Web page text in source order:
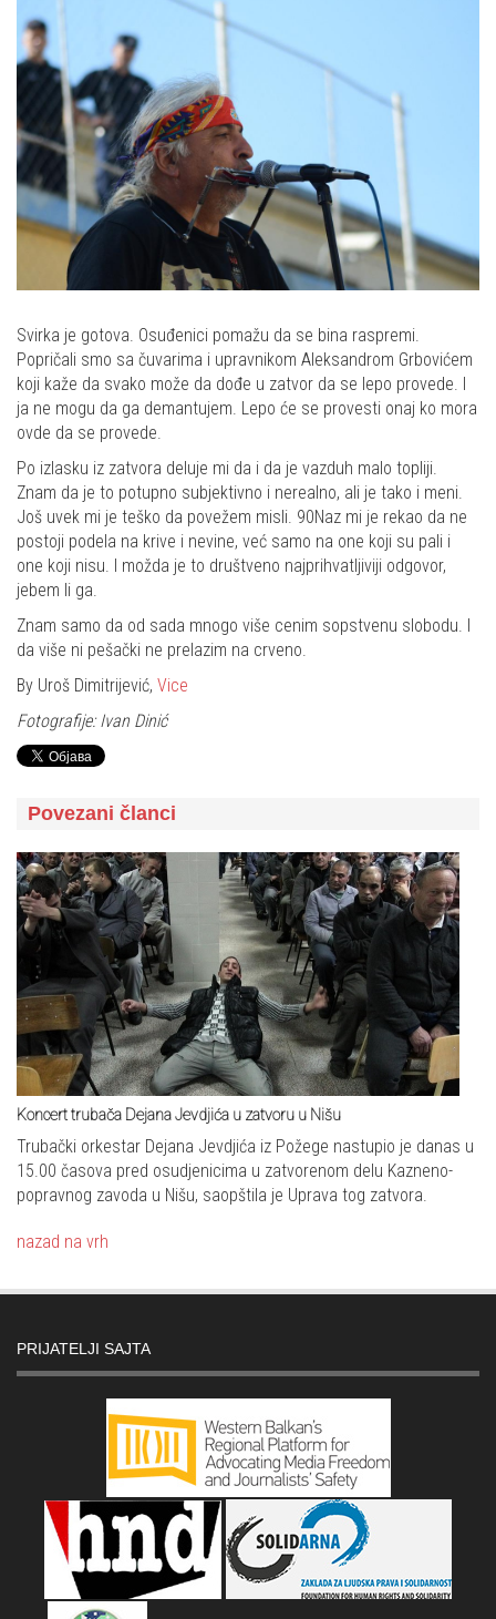
Svirka je gotova. Osuđenici pomažu da se bina raspremi.
Popričali smo sa čuvarima i upravnikom Aleksandrom Grbovićem
koji kaže da svako može da dođe u zatvor da se lepo provede. I
ja ne mogu da ga demantujem. Lepo će se provesti onaj ko mora
ovde da se provede.
Po izlasku iz zatvora deluje mi da i da je vazduh malo topliji.
Znam da je to potupno subjektivno i nerealno, ali je tako i meni.
Još uvek mi je teško da povežem misli. 90Naz mi je rekao da ne
postoji podela na krive i nevine, već samo na one koji su pali i
one koji nisu. I možda je to društveno najprihvatljiviji odgovor,
jebem li ga.
Znam samo da od sada mnogo više cenim sopstvenu slobodu. I
da više ni pešački ne prelazim na crveno.
By Uroš Dimitrijević, Vice
Fotografije: Ivan Dinić
Povezani članci
Koncert trubača Dejana Jevdjića u zatvoru u Nišu
Trubački orkestar Dejana Jevdjića iz Požege nastupio je danas u
15.00 časova pred osudjenicima u zatvorenom delu Kazneno-
popravnog zavoda u Nišu, saopštila je Uprava tog zatvora.
nazad na vrh
PRIJATELJI SAJTA